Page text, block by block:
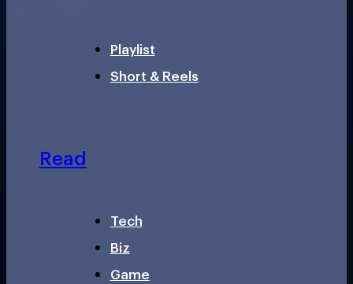
Playlist
Short & Reels
Read
Tech
Biz
Game